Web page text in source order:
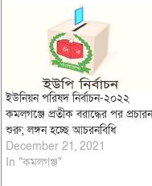
ইউনিয়ন পরিষদ নির্বাচন-২০২২
কমলগঞ্জে প্রতীক বরাদ্ধের পর
শুরু; লঙ্গন হচ্ছে আচরনবিধি
December 21, 2021
In "কমলগঞ্জ"